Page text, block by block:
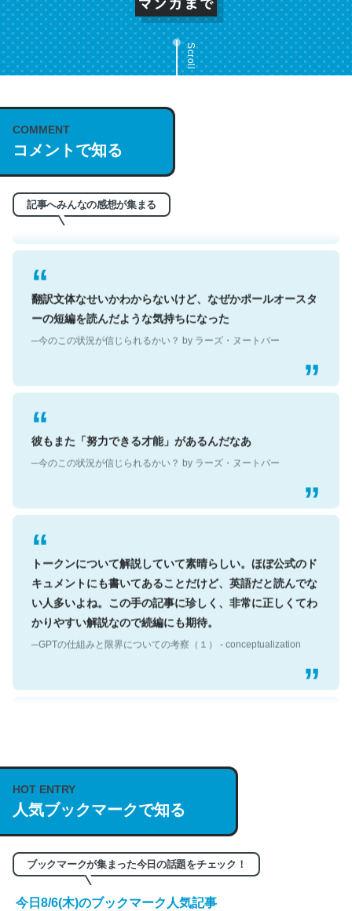
Scroll
COMMENT
コメントで知る
記事へみんなの感想が集まる
これは名文。彼はとてもクレバーなんだろうなと凄く思
う。英語少しでも読める人は原文もお勧め。自分はこの流
れ好き。Let’s Fucking Go. Then Covid hit. Shit.
─今のこの状況が信じられるかい？ by ラーズ・ヌートバー
翻訳文体なせいかわからないけど、なぜかポールオースタ
ーの短編を読んだような気持ちになった
─今のこの状況が信じられるかい？ by ラーズ・ヌートバー
彼もまた「努力できる才能」があるんだなあ
─今のこの状況が信じられるかい？ by ラーズ・ヌートバー
トークンについて解説していて素晴らしい。ほぼ公式のド
キュメントにも書いてあることだけど、英語だと読んでな
い人多いよね。この手の記事に珍しく、非常に正しくてわ
かりやすい解説なので続編にも期待。
─GPTの仕組みと限界についての考察（１） - conceptualization
https://isobe324649.hatenablog.com/entry/2023/03/27
/064121
─GPTの仕組みと限界についての考察（１） - conceptualization
HOT ENTRY
人気ブックマークで知る
ブックマークが集まった今日の話題をチェック！
今日8/6(木)のブックマーク人気記事